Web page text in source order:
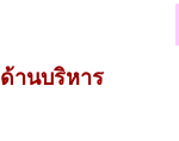
านบริหาร